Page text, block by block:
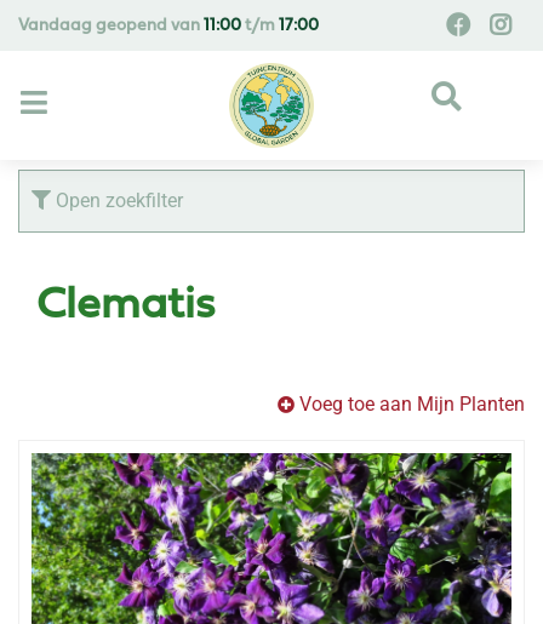
Vandaag geopend van 11:00 t/m 17:00
Open zoekfilter
Clematis
Voeg toe aan Mijn Planten